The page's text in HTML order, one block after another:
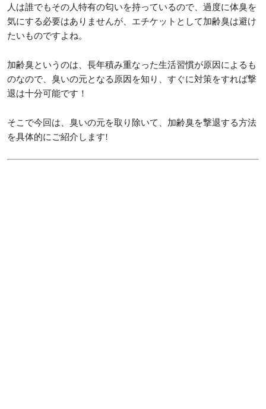
人は誰でもその人特有の匂いを持っているので、過度に体臭を
気にする必要はありませんが、エチケットとして加齢臭は避け
たいものですよね。
加齢臭というのは、長年積み重なった生活習慣が原因によるも
のなので、臭いの元となる原因を知り、すぐに対策をすれば撃
退は十分可能です！
そこで今回は、臭いの元を取り除いて、加齢臭を撃退する方法
を具体的にご紹介します!